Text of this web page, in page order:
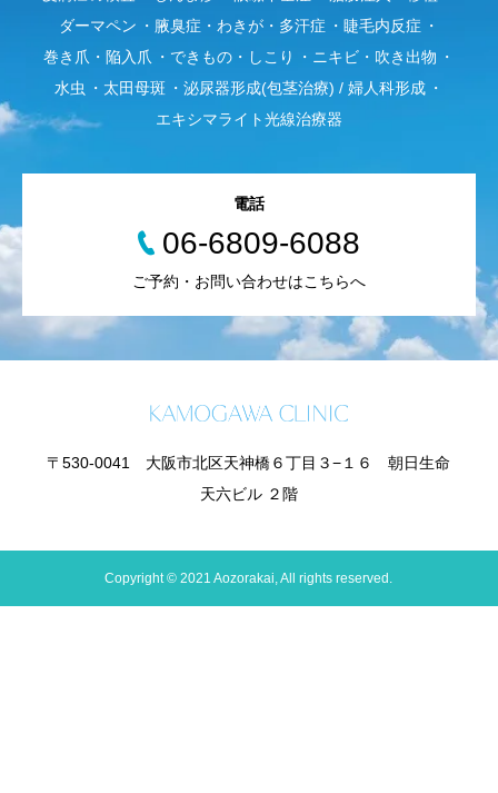
ダーマペン
腋臭症・わきが・多汗症
睫毛内反症
巻き爪・陥入爪
できもの・しこり
ニキビ・吹き出物
水虫
太田母斑
泌尿器形成(包茎治療) / 婦人科形成
エキシマライト光線治療器
電話
06-6809-6088
ご予約・お問い合わせはこちらへ
〒530-0041 大阪市北区天神橋６丁目３−１６ 朝日生命
天六ビル ２階
Copyright © 2021 Aozorakai, All rights reserved.